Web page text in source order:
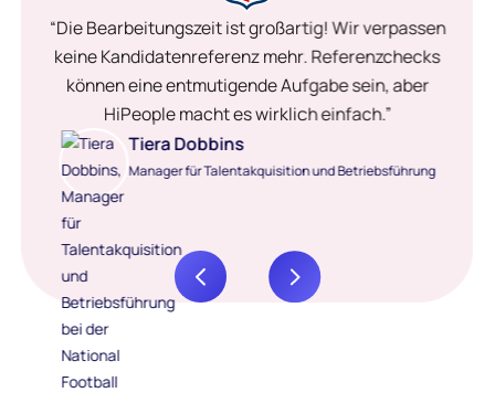
“Die Bearbeitungszeit ist großartig! Wir verpassen
keine Kandidatenreferenz mehr. Referenzchecks
können eine entmutigende Aufgabe sein, aber
HiPeople macht es wirklich einfach.”
Tiera Dobbins
Manager für Talentakquisition und Betriebsführung